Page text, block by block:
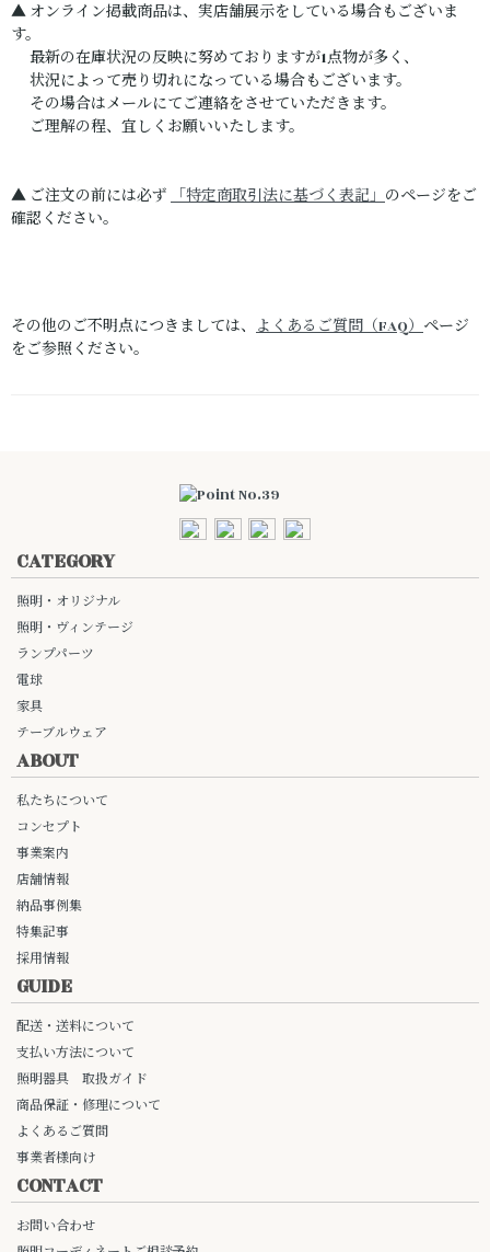
▲ オンライン掲載商品は、実店舗展示をしている場合もございま
す。
最新の在庫状況の反映に努めておりますが1点物が多く、
状況によって売り切れになっている場合もございます。
その場合はメールにてご連絡をさせていただきます。
ご理解の程、宜しくお願いいたします。
▲ ご注文の前には必ず 「特定商取引法に基づく表記」のページをご
確認ください。
その他のご不明点につきましては、 よくあるご質問（FAQ）ページ
をご参照ください。
CATEGORY
照明・オリジナル
照明・ヴィンテージ
ランプパーツ
電球
家具
テーブルウェア
ABOUT
私たちについて
コンセプト
事業案内
店舗情報
納品事例集
特集記事
採用情報
GUIDE
配送・送料について
支払い方法について
照明器具 取扱ガイド
商品保証・修理について
よくあるご質問
事業者様向け
CONTACT
お問い合わせ